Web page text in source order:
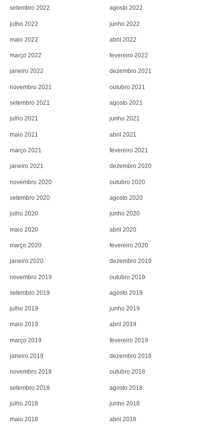
setembro 2022 agosto 2022
julho 2022 junho 2022
maio 2022 abril 2022
março 2022 fevereiro 2022
janeiro 2022 dezembro 2021
novembro 2021 outubro 2021
setembro 2021 agosto 2021
julho 2021 junho 2021
maio 2021 abril 2021
março 2021 fevereiro 2021
janeiro 2021 dezembro 2020
novembro 2020 outubro 2020
setembro 2020 agosto 2020
julho 2020 junho 2020
maio 2020 abril 2020
março 2020 fevereiro 2020
janeiro 2020 dezembro 2019
novembro 2019 outubro 2019
setembro 2019 agosto 2019
julho 2019 junho 2019
maio 2019 abril 2019
março 2019 fevereiro 2019
janeiro 2019 dezembro 2018
novembro 2018 outubro 2018
setembro 2018 agosto 2018
julho 2018 junho 2018
maio 2018 abril 2018